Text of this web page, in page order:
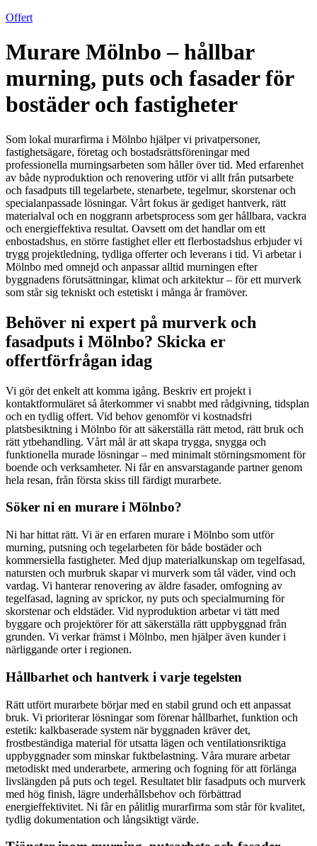
Offert
Murare Mölnbo – hållbar
murning, puts och fasader för
bostäder och fastigheter
Som lokal murarfirma i Mölnbo hjälper vi privatpersoner,
fastighetsägare, företag och bostadsrättsföreningar med
professionella murningsarbeten som håller över tid. Med erfarenhet
av både nyproduktion och renovering utför vi allt från putsarbete
och fasadputs till tegelarbete, stenarbete, tegelmur, skorstenar och
specialanpassade lösningar. Vårt fokus är gediget hantverk, rätt
materialval och en noggrann arbetsprocess som ger hållbara, vackra
och energieffektiva resultat. Oavsett om det handlar om ett
enbostadshus, en större fastighet eller ett flerbostadshus erbjuder vi
trygg projektledning, tydliga offerter och leverans i tid. Vi arbetar i
Mölnbo med omnejd och anpassar alltid murningen efter
byggnadens förutsättningar, klimat och arkitektur – för ett murverk
som står sig tekniskt och estetiskt i många år framöver.
Behöver ni expert på murverk och
fasadputs i Mölnbo? Skicka er
offertförfrågan idag
Vi gör det enkelt att komma igång. Beskriv ert projekt i
kontaktformuläret så återkommer vi snabbt med rådgivning, tidsplan
och en tydlig offert. Vid behov genomför vi kostnadsfri
platsbesiktning i Mölnbo för att säkerställa rätt metod, rätt bruk och
rätt ytbehandling. Vårt mål är att skapa trygga, snygga och
funktionella murade lösningar – med minimalt störningsmoment för
boende och verksamheter. Ni får en ansvarstagande partner genom
hela resan, från första skiss till färdigt murarbete.
Söker ni en murare i Mölnbo?
Ni har hittat rätt. Vi är en erfaren murare i Mölnbo som utför
murning, putsning och tegelarbeten för både bostäder och
kommersiella fastigheter. Med djup materialkunskap om tegelfasad,
natursten och murbruk skapar vi murverk som tål väder, vind och
vardag. Vi hanterar renovering av äldre fasader, omfogning av
tegelfasad, lagning av sprickor, ny puts och specialmurning för
skorstenar och eldstäder. Vid nyproduktion arbetar vi tätt med
byggare och projektörer för att säkerställa rätt uppbyggnad från
grunden. Vi verkar främst i Mölnbo, men hjälper även kunder i
närliggande orter i regionen.
Hållbarhet och hantverk i varje tegelsten
Rätt utfört murarbete börjar med en stabil grund och ett anpassat
bruk. Vi prioriterar lösningar som förenar hållbarhet, funktion och
estetik: kalkbaserade system när byggnaden kräver det,
frostbeständiga material för utsatta lägen och ventilationsriktiga
uppbyggnader som minskar fuktbelastning. Våra murare arbetar
metodiskt med underarbete, armering och fogning för att förlänga
livslängden på puts och tegel. Resultatet blir fasadputs och murverk
med hög finish, lägre underhållsbehov och förbättrad
energieffektivitet. Ni får en pålitlig murarfirma som står för kvalitet,
tydlig dokumentation och långsiktigt värde.